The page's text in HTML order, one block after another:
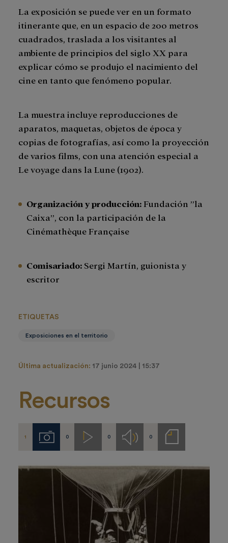
La exposición se puede ver en un formato
itinerante que, en un espacio de 200 metros
cuadrados, traslada a los visitantes al
ambiente de principios del siglo XX para
explicar cómo se produjo el nacimiento del
cine en tanto que fenómeno popular.
La muestra incluye reproducciones de
aparatos, maquetas, objetos de época y
copias de fotografías, así como la proyección
de varios films, con una atención especial a
Le voyage dans la Lune (1902).
Organización y producción:Fundación ”la
Caixa”, con la participación de la
Cinémathèque Française
Comisariado: Sergi Martín, guionista y
escritor
ETIQUETAS
Exposiciones en el territorio
Última actualización: 17 junio 2024 | 15:37
Recursos
1 Imágenes
0 Videos
0 Audios
0
Notas
de